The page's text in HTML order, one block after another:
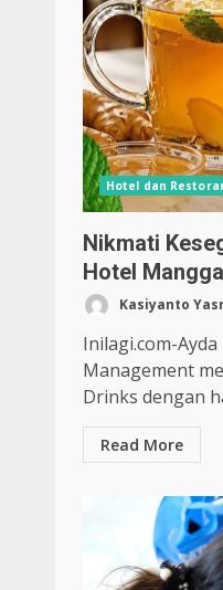
Hotel dan
Nikmati
Hotel
Kasiyanto
Inilagi.com-
Management
Drinks dengan
Read More